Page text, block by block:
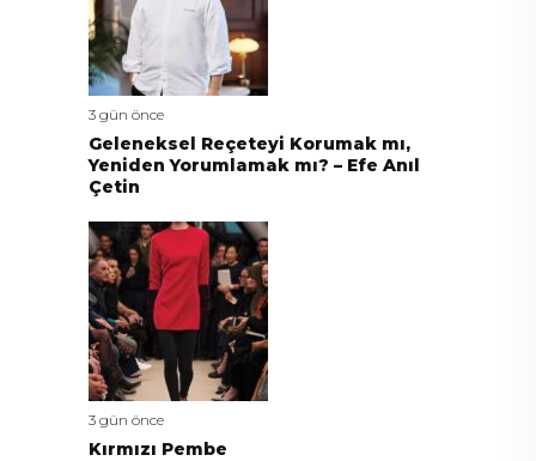
3 gün önce
Geleneksel Reçeteyi Korumak mı,
Yeniden Yorumlamak mı? – Efe Anıl
Çetin
3 gün önce
Kırmızı Pembe